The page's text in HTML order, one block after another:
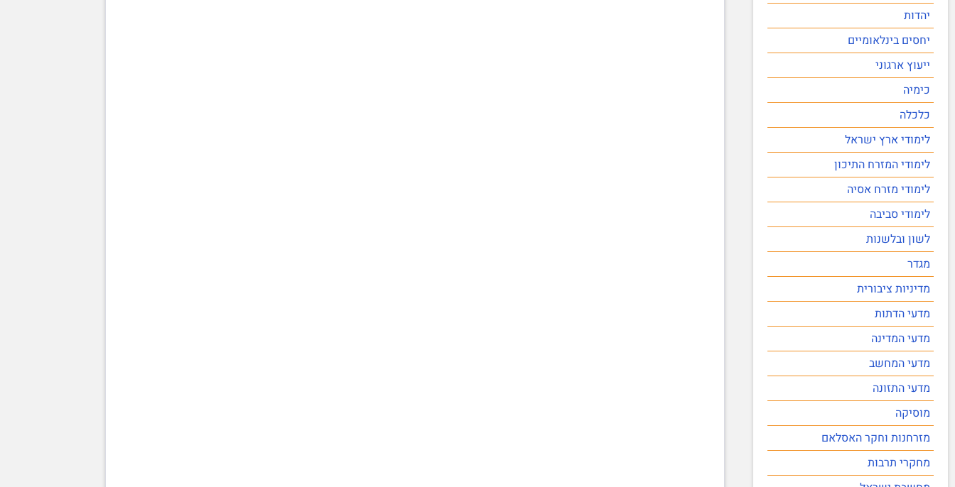
יהדות
יחסים בינלאומיים
ייעוץ ארגוני
כימיה
כלכלה
לימודי ארץ ישראל
לימודי המזרח התיכון
לימודי מזרח אסיה
לימודי סביבה
לשון ובלשנות
מגדר
מדיניות ציבורית
מדעי הדתות
מדעי המדינה
מדעי המחשב
מדעי התזונה
מוסיקה
מזרחנות וחקר האסלאם
מחקרי תרבות